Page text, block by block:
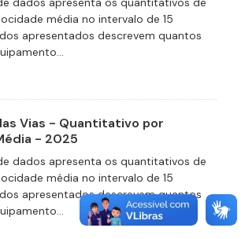
média no intervalo de 15
apresentados descrevem quantos
Vias - Quantitativo por
- 2025
dados apresenta os quantitativos de
média no intervalo de 15
apresentados descrevem quantos